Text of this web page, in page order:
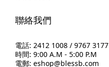
聯絡我們
電話: 2412 1008 / 9767 3177
時間: 9:00 A.M - 5:00 P.M
電郵: eshop@blessb.com